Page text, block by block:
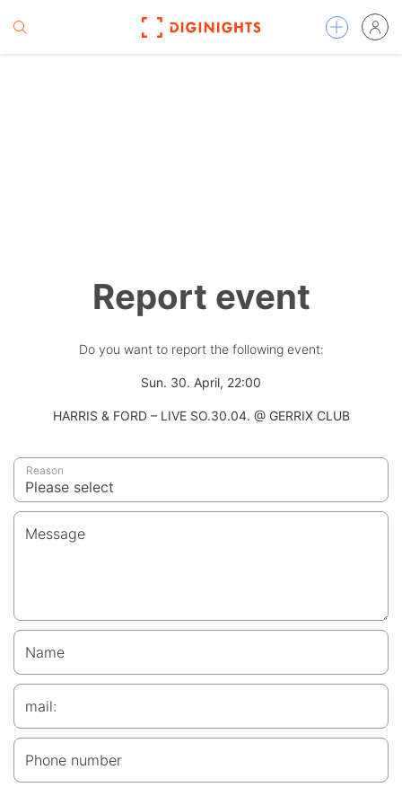
Report event
Do you want to report the following event:
Sun. 30. April, 22:00
HARRIS & FORD – LIVE SO.30.04. @ GERRIX CLUB
Reason
Message
Name
mail:
Phone number